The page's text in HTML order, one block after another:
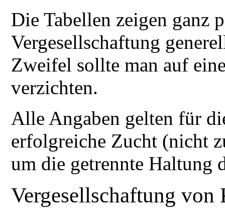
Die Tabellen zeigen ganz
Vergesellschaftung
Zweifel sollte man auf
verzichten.
Alle Angaben gelten für
erfolgreiche Zucht (nicht
um die getrennte Haltung
Vergesellschaftung von